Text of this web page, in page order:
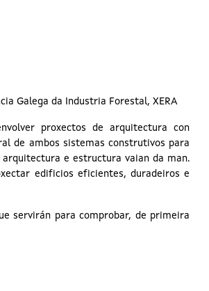
Galega da Industria Forestal, XERA
proxectos de arquitectura con
de ambos sistemas construtivos para
e estructura vaian da man.
edificios eficientes, duradeiros e
servirán para comprobar, de primeira